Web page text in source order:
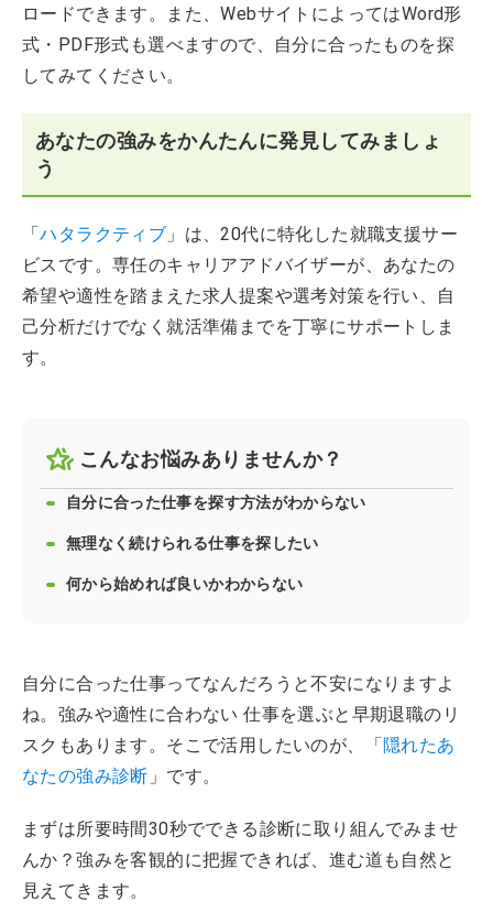
ロードできます。また、WebサイトによってはWord形
式・PDF形式も選べますので、自分に合ったものを探
してみてください。
あなたの強みをかんたんに発見してみましょ
う
「ハタラクティブ 」は、20代に特化した就職支援サー
ビスです。専任のキャリアアドバイザーが、あなたの
希望や適性を踏まえた求人提案や選考対策を行い、自
己分析だけでなく就活準備までを丁寧にサポートしま
す。
こんなお悩みありませんか？
自分に合った仕事を探す方法がわからない
無理なく続けられる仕事を探したい
何から始めれば良いかわからない
自分に合った仕事ってなんだろうと不安になりますよ
ね。強みや適性に合わない 仕事を選ぶと早期退職のリ
スクもあります。そこで活用したいのが、「隠れたあ
なたの強み診断 」です。
まずは所要時間30秒でできる診断に取り組んでみませ
んか？強みを客観的に把握できれば、進む道も自然と
見えてきます。